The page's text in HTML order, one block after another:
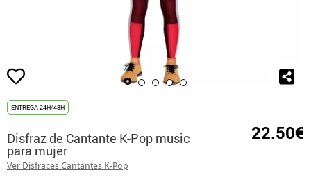
ENTREGA 24H/48H
Disfraz de Cantante K-Pop music
para mujer
Ver Disfraces Cantantes K-Pop
22.50€